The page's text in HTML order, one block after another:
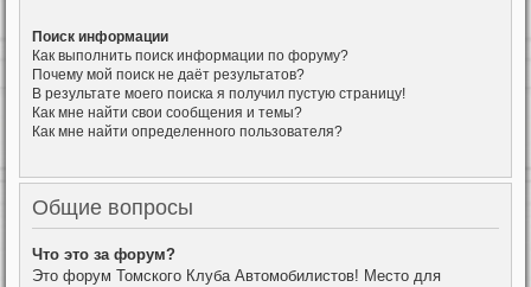
Поиск информации
Как выполнить поиск информации по форуму?
Почему мой поиск не даёт результатов?
В результате моего поиска я получил пустую страницу!
Как мне найти свои сообщения и темы?
Как мне найти определенного пользователя?
Общие вопросы
Что это за форум?
Это форум Томского Клуба Автомобилистов! Место для